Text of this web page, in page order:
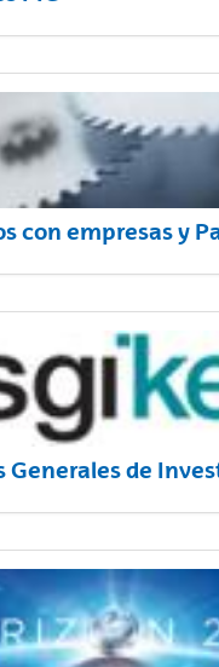
con empresas y
Generales de